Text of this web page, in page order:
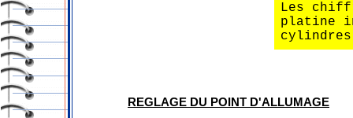
Les
platine
cylindres
REGLAGE DU POINT D'ALLUMAGE